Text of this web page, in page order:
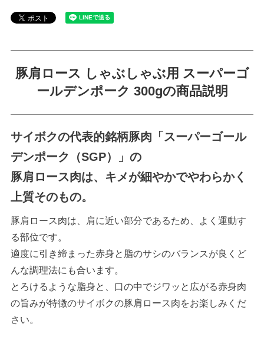
豚肩ロース しゃぶしゃぶ用 スーパーゴ
ールデンポーク 300gの商品説明
サイボクの代表的銘柄豚肉「スーパーゴール
デンポーク（SGP）」の
豚肩ロース肉は、キメが細やかでやわらかく
上質そのもの。
豚肩ロース肉は、肩に近い部分であるため、よく運動す
る部位です。
適度に引き締まった赤身と脂のサシのバランスが良くど
んな調理法にも合います。
とろけるような脂身と、口の中でジワッと広がる赤身肉
の旨みが特徴のサイボクの豚肩ロース肉をお楽しみくだ
さい。